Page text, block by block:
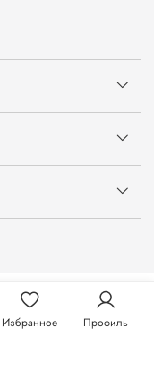
Избранное Профиль